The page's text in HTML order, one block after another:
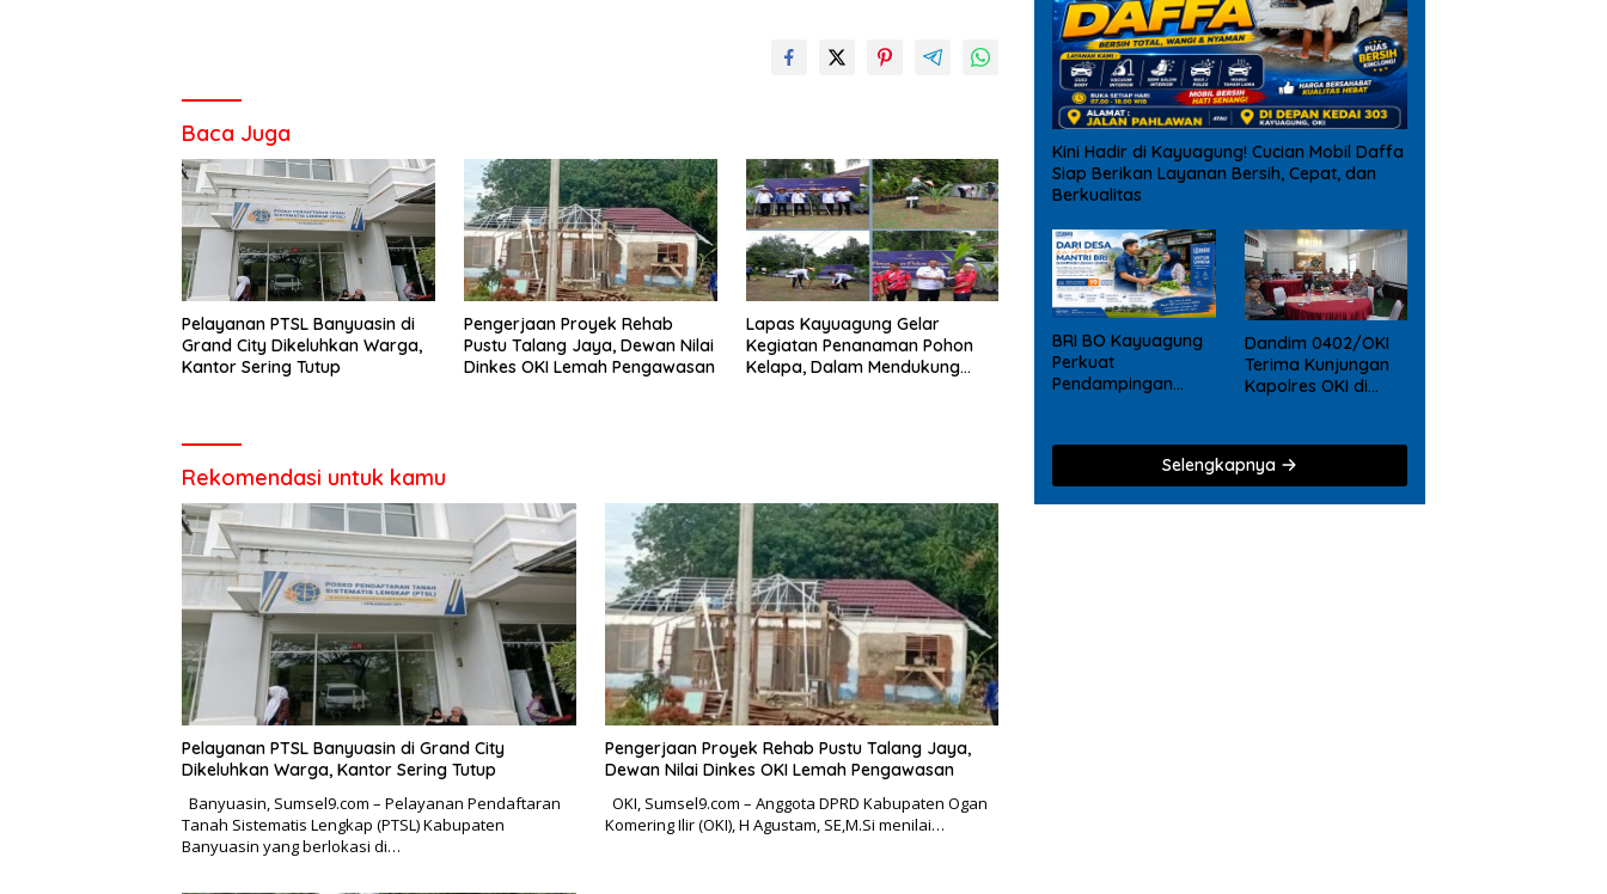
Baca Juga
Pelayanan PTSL Banyuasin di
Grand City Dikeluhkan Warga,
Kantor Sering Tutup
Pengerjaan Proyek Rehab
Pustu Talang Jaya, Dewan Nilai
Dinkes OKI Lemah Pengawasan
Lapas Kayuagung Gelar
Kegiatan Penanaman Pohon
Kelapa, Dalam Mendukung
Rekomendasi untuk kamu
Pelayanan PTSL Banyuasin di Grand City
Dikeluhkan Warga, Kantor Sering Tutup
Banyuasin, Sumsel9.com – Pelayanan Pendaftaran
Tanah Sistematis Lengkap (PTSL) Kabupaten
Banyuasin yang berlokasi di…
Pengerjaan Proyek Rehab Pustu Talang Jaya,
Dewan Nilai Dinkes OKI Lemah Pengawasan
OKI, Sumsel9.com – Anggota DPRD Kabupaten Ogan
Komering Ilir (OKI), H Agustam, SE,M.Si menilai…
Kini Hadir di Kayuagung! Cucian Mobil Daffa
Siap Berikan Layanan Bersih, Cepat, dan
Berkualitas
BRI BO Kayuagung
Perkuat
Pendampingan
Dandim 0402/OKI
Terima Kunjungan
Kapolres OKI di
Selengkapnya